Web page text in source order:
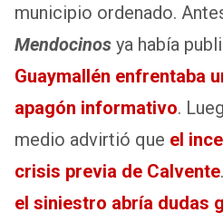
municipio ordenado.
Mendocinos ya había
Guaymallén enfrentaba
apagón informativo.
medio advirtió que el
crisis previa de Calvente
el siniestro abría dudas